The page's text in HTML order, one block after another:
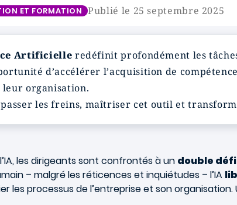
ET FORMATION Publié le 25 septembre 2025
Artificielle redéfinit profondément les
d’accélérer l’acquisition de
organisation.
les freins, maîtriser cet outil et
les dirigeants sont confrontés à un double défi
– malgré les réticences et inquiétudes – l’IA
les processus de l’entreprise et son